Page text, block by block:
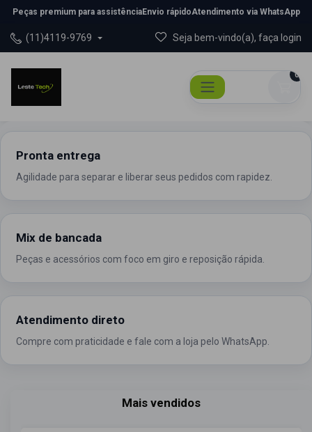
Peças premium para assistênciaEnvio rápidoAtendimento via WhatsApp
(11)4119-9769 Seja bem-vindo(a), faça login
0
Pronta entrega
Agilidade para separar e liberar seus pedidos com rapidez.
Mix de bancada
Peças e acessórios com foco em giro e reposição rápida.
Atendimento direto
Compre com praticidade e fale com a loja pelo WhatsApp.
Mais vendidos